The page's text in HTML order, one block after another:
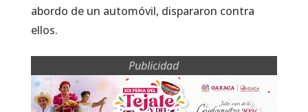
abordo de un automóvil, dispararon contra
ellos.
Publicidad